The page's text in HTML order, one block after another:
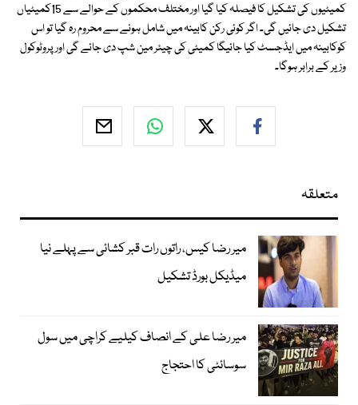
کمیٹیوں کی تشکیل کا فیصلہ کیا گیا اور مختلف محکموں کے حوالے سے 15کمیٹیاں
تشکیل دی جائیں گی۔ اگر کوئی رکن کابینہ میں شامل ہونے سے محروم رہ گیا تو اس
کوکابینہ میں ایڈجسٹ کیا جائیگا کمیٹی کی چیئر مین شپ دی جائے گی اور پروٹوکول
وزیر کے برابر ہوگا۔
متعلقہ
میر رضا کیس، راتوں رات قبر کشائی سے پہلے نیا
میڈیکل بورڈ تشکیل
میر رضا علی کے انصاف کیلیے کراچی میں سول
سوسائٹی کا احتجاج